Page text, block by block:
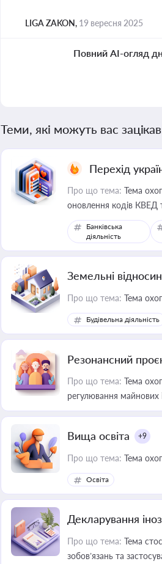
LIGA ZAKON, 19 вересня 2025
Повний AI-огляд
Теми, які можуть вас
Перехід
Про що тема: Тема
оновлення кодів КВЕД
Банківська
діяльність
Земельні
Про що тема: Тема
Будівельна діяльність
Резонансний
Про що тема: Тема
регулювання майнових
Вища освіта +9
Про що тема: Тема
Освіта
Декларування
Про що тема: Тема
зобов’язань та